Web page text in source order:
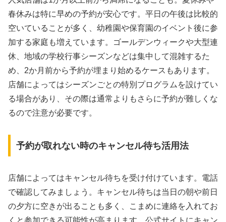
春休みは特に早めの予約が安心です。平日の午後は比較的
空いていることが多く、幼稚園や保育園のイベント後に参
加する家庭も増えています。ゴールデンウィークや大型連
休、地域の学校行事シーズンなどは集中して混雑するた
め、2か月前から予約が埋まり始めるケースもあります。
店舗によってはシーズンごとの特別プログラムを設けてい
る場合があり、その際は通常よりもさらに予約が難しくな
るので注意が必要です。
予約が取れない時のキャンセル待ち活用法
店舗によってはキャンセル待ちを受け付けています。電話
で確認してみましょう。キャンセル待ちは当日の朝や前日
の夕方に空きが出ることも多く、こまめに連絡を入れてお